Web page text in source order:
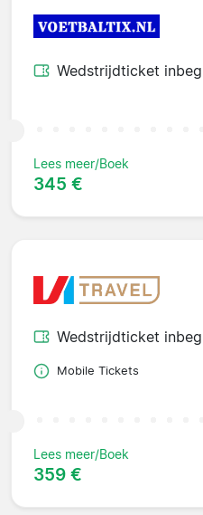
Wedstrijdticket
Lees meer/Boek
345 €
Wedstrijdticket
Mobile Tickets
Lees meer/Boek
359 €